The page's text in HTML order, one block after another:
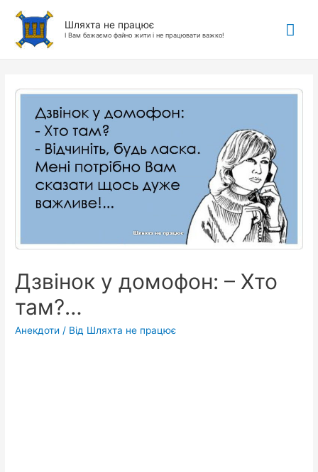
Шляхта не працює
І Вам бажаємо файно жити і не працювати важко!
Дзвінок у домофон: – Хто
там?…
Анекдоти / Від Шляхта не працює